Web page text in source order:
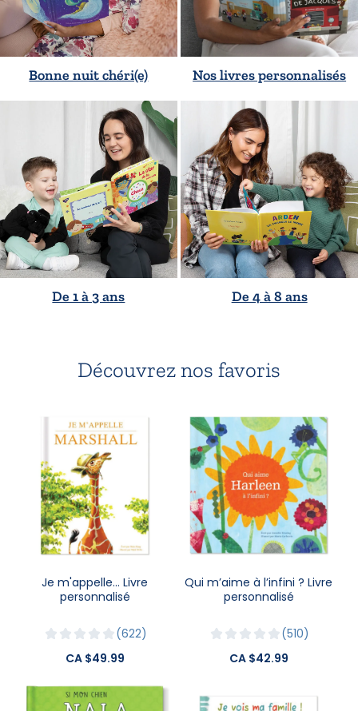
Bonne nuit chéri(e) Nos livres personnalisés
De 1 à 3 ans De 4 à 8 ans
Découvrez nos favoris
Je m'appelle… Livre
personnalisé
622
CA $49.99
Qui m’aime à l’infini ? Livre
personnalisé
510
CA $42.99